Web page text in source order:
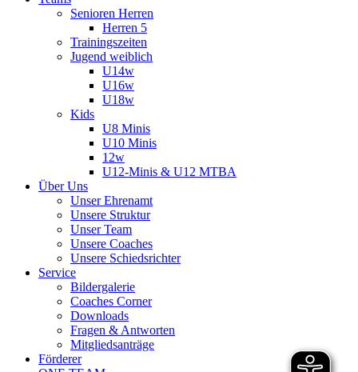
Senioren Herren
Herren 5
Trainingszeiten
Jugend weiblich
U14w
U16w
U18w
Kids
U8 Minis
U10 Minis
12w
U12-Minis & U12 MTBA
Über Uns
Unser Ehrenamt
Unsere Struktur
Unser Team
Unsere Coaches
Unsere Schiedsrichter
Service
Bildergalerie
Coaches Corner
Downloads
Fragen & Antworten
Mitgliedsanträge
Förderer